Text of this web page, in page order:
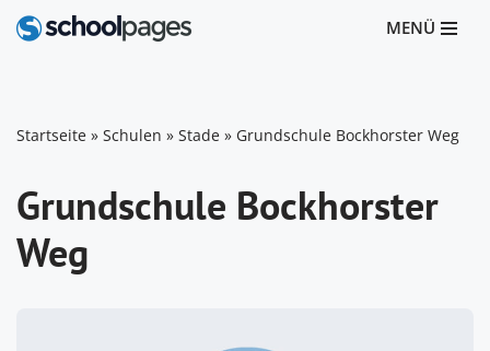
MENÜ
Startseite » Schulen » Stade » Grundschule Bockhorster Weg
Grundschule Bockhorster
Weg